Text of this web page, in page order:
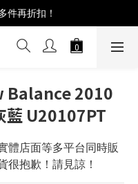
鞋送襪)
件再折扣！
鞋送襪)
Balance 2010
U20107PT
體店面等多平台同時販
很抱歉！請見諒！